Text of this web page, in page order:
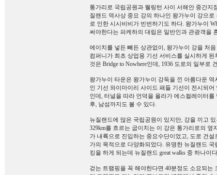
통가리로 국립공원과 웰링턴 사이 서해안 중간
질랜드 역사상 중요 강의 하나인 왕가누이 강으
로 인한 시시비비가 빈번하기도 하다. 왕가누이
써야한다는 파케하의 대립은 일반인과 관광객을
에이치를 넣든 빼든 상관없이, 왕가누이 강을 처
컴퍼니가 최초 상업용 기선 서비스를 실시하게
것은 Bridge to Nowhere인데, 1936 도로의 일부
왕가누이 타운은 왕가누이 강둑을 낀 아름다운
인 기선 와이마이리 사이드 패들 기선이 전시되
인데, 터널을 따라 언덕을 올라가 에스컬레이터
후, 남섬까지도 볼 수 있다.
뉴질랜드에 많은 국립공원이 있지만, 강을 끼고
329km를 흐르는 굽이치는 이 강은 통가리로의
가 내륙으로 진입하는 중요수단이었고, 도로 건
가의 목적으로 다양화되었다. 유명한 뉴질랜드
킹을 하게 되는데 뉴질랜드 great walks 중 하나이
걷는 트램핑을 꼭 해야한다면 40분정도 소요되는